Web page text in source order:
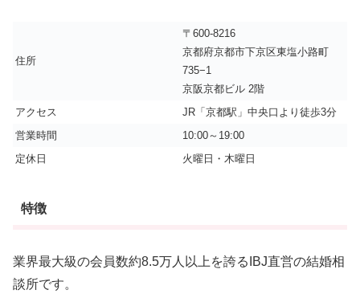
住所
〒600-8216
京都府京都市下京区東塩小路町
735−1
京阪京都ビル 2階
アクセス
JR「京都駅」中央口より徒歩3分
営業時間
10:00～19:00
定休日
火曜日・木曜日
特徴
業界最大級の会員数約8.5万人以上を誇るIBJ直営の結婚相
談所です。